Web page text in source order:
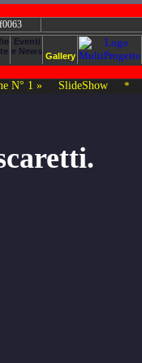
N° 1 » SlideShow *